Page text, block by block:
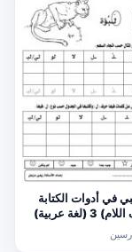
في أدوات الكتابة
(كتابة حرف اللام) 3 (لغة عربية)